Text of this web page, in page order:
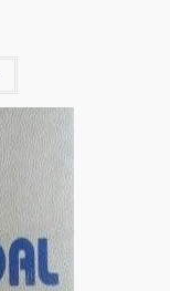
varias
variantes.
Las
opciones
se
pueden
elegir
en
la
página
del
producto